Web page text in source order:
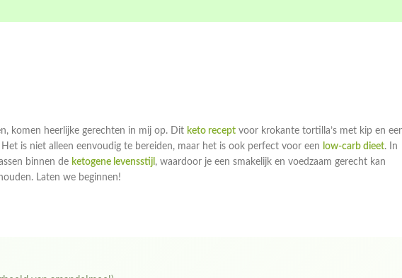
komen heerlijke gerechten in mij op. Dit keto recept voor krokante tortilla’s met kip en
is niet alleen eenvoudig te bereiden, maar het is ook perfect voor een low-carb dieet. In
binnen de ketogene levensstijl , waardoor je een smakelijk en voedzaam gerecht kan
Laten we beginnen!